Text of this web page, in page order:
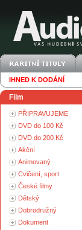
IHNED K DODÁNÍ
Film
PŘIPRAVUJEME
DVD do 100 Kč
DVD do 200 Kč
Akční
Animovaný
Cvičení, sport
České filmy
Dětský
Dobrodružný
Dokument